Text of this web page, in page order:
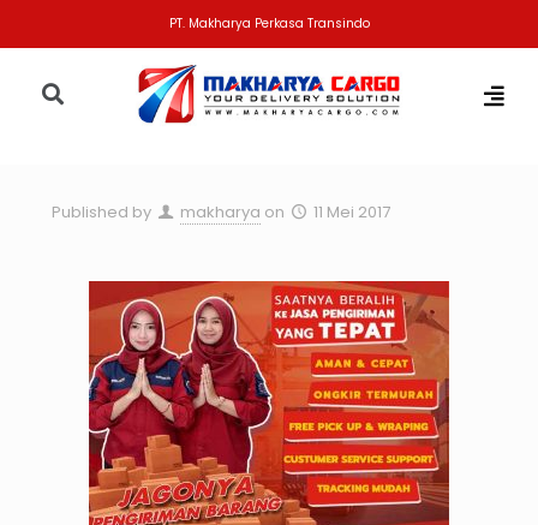
PT. Makharya Perkasa Transindo
Published by makharya on 11 Mei 2017